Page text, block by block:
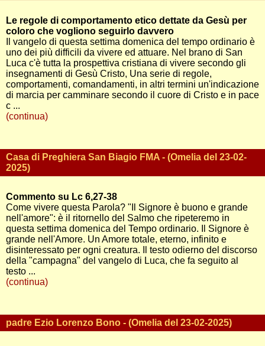
Le regole di comportamento etico dettate da Gesù per
coloro che vogliono seguirlo davvero
Il vangelo di questa settima domenica del tempo ordinario è
uno dei più difficili da vivere ed attuare. Nel brano di San
Luca c'è tutta la prospettiva cristiana di vivere secondo gli
insegnamenti di Gesù Cristo, Una serie di regole,
comportamenti, comandamenti, in altri termini un'indicazione
di marcia per camminare secondo il cuore di Cristo e in pace
c ...
(continua)
Casa di Preghiera San Biagio FMA - (Omelia del 23-02-
2025)
Commento su Lc 6,27-38
Come vivere questa Parola? "Il Signore è buono e grande
nell'amore": è il ritornello del Salmo che ripeteremo in
questa settima domenica del Tempo ordinario. Il Signore è
grande nell'Amore. Un Amore totale, eterno, infinito e
disinteressato per ogni creatura. Il testo odierno del discorso
della "campagna" del vangelo di Luca, che fa seguito al
testo ...
(continua)
padre Ezio Lorenzo Bono - (Omelia del 23-02-2025)